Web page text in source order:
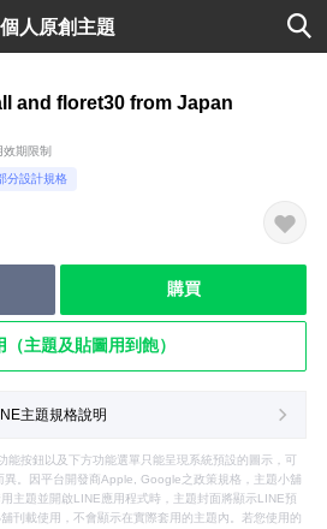
個人原創主題
and floret30 from Japan
期限制
分設計規格
購買
（主題及貼圖用到飽）
主題規格說明
能按鈕以及下方功能選單只能呈現系統預設的圖示，可
。因平台開發商Apple, Google之政策規格，主題小舖
主題並開啟LINE應用程式時，主題封面將顯示LINE預
刊載使用，不會顯示在實際套用的主題內。若您使用的